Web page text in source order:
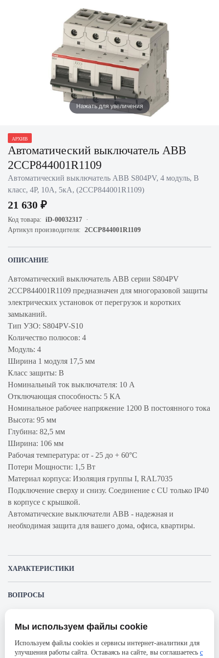
Нажать для увеличения
АРХИВ
Автоматический выключатель ABB
2CCP844001R1109
Автоматический выключатель ABB S804PV, 4 модуль, B
класс, 4P, 10А, 5кА, (2CCP844001R1109)
21 630 ₽
Код товара: iD-00032317
Артикул производителя: 2CCP844001R1109
ОПИСАНИЕ
Автоматический выключатель ABB серии S804PV
2CCP844001R1109 предназначен для многоразовой защиты
электрических установок от перегрузок и коротких
замыканий.
Тип УЗО: S804PV-S10
Количество полюсов: 4
Модуль: 4
Ширина 1 модуля 17,5 мм
Класс защиты: B
Номинальный ток выключателя: 10 А
Отключающая способность: 5 КА
Номинальное рабочее напряжение 1200 В постоянного тока
Высота: 95 мм
Глубина: 82,5 мм
Ширина: 106 мм
Рабочая температура: от - 25 до + 60°С
Потери Мощности: 1,5 Вт
Материал корпуса: Изоляция группы I, RAL7035
Подключение сверху и снизу. Соединение с CU только IP40
в корпусе с крышкой.
Автоматические выключатели ABB - надежная и
необходимая защита для вашего дома, офиса, квартиры.
ХАРАКТЕРИСТИКИ
Производитель
Серия
S804PV
ВОПРОСЫ
Пожалуйста, авторизуйтесь, чтобы иметь
Представленные изображения и характеристики могут отличаться от реального
без предварительного уведомления. Компания АйДистрибьют не несёт
ответственности в случае не соответствия текущей модели товаров фотографиям,
Мы используем файлы cookie
Используем файлы cookies и сервисы интернет-аналитики для
улучшения работы сайта. Оставаясь на сайте, вы соглашаетесь с